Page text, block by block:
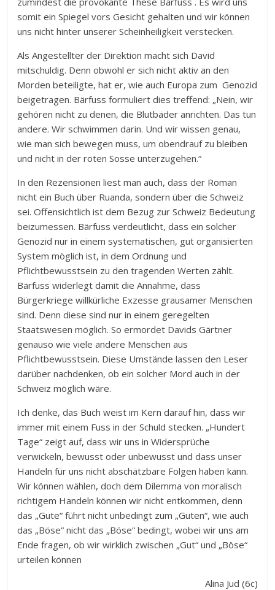
somit ein Spiegel vors Gesicht gehalten und wir können
uns nicht hinter unserer Scheinheiligkeit verstecken.
Als Angestellter der Direktion macht sich David
mitschuldig. Denn obwohl er sich nicht aktiv an den
Morden beteiligte, hat er, wie auch Europa zum Genozid
beigetragen. Bärfuss formuliert dies treffend: „Nein, wir
gehören nicht zu denen, die Blutbäder anrichten. Das tun
andere. Wir schwimmen darin. Und wir wissen genau,
wie man sich bewegen muss, um obendrauf zu bleiben
und nicht in der roten Sosse unterzugehen.“
In den Rezensionen liest man auch, dass der Roman
nicht ein Buch über Ruanda, sondern über die Schweiz
sei. Offensichtlich ist dem Bezug zur Schweiz Bedeutung
beizumessen. Bärfuss verdeutlicht, dass ein solcher
Genozid nur in einem systematischen, gut organisierten
System möglich ist, in dem Ordnung und
Pflichtbewusstsein zu den tragenden Werten zählt.
Bärfuss widerlegt damit die Annahme, dass
Bürgerkriege willkürliche Exzesse grausamer Menschen
sind. Denn diese sind nur in einem geregelten
Staatswesen möglich. So ermordet Davids Gärtner
genauso wie viele andere Menschen aus
Pflichtbewusstsein. Diese Umstände lassen den Leser
darüber nachdenken, ob ein solcher Mord auch in der
Schweiz möglich wäre.
Ich denke, das Buch weist im Kern darauf hin, dass wir
immer mit einem Fuss in der Schuld stecken. „Hundert
Tage“ zeigt auf, dass wir uns in Widersprüche
verwickeln, bewusst oder unbewusst und dass unser
Handeln für uns nicht abschätzbare Folgen haben kann.
Wir können wählen, doch dem Dilemma von moralisch
richtigem Handeln können wir nicht entkommen, denn
das „Gute“ führt nicht unbedingt zum „Guten“, wie auch
das „Böse“ nicht das „Böse“ bedingt, wobei wir uns am
Ende fragen, ob wir wirklich zwischen „Gut“ und „Böse“
urteilen können
Alina Jud (6c)